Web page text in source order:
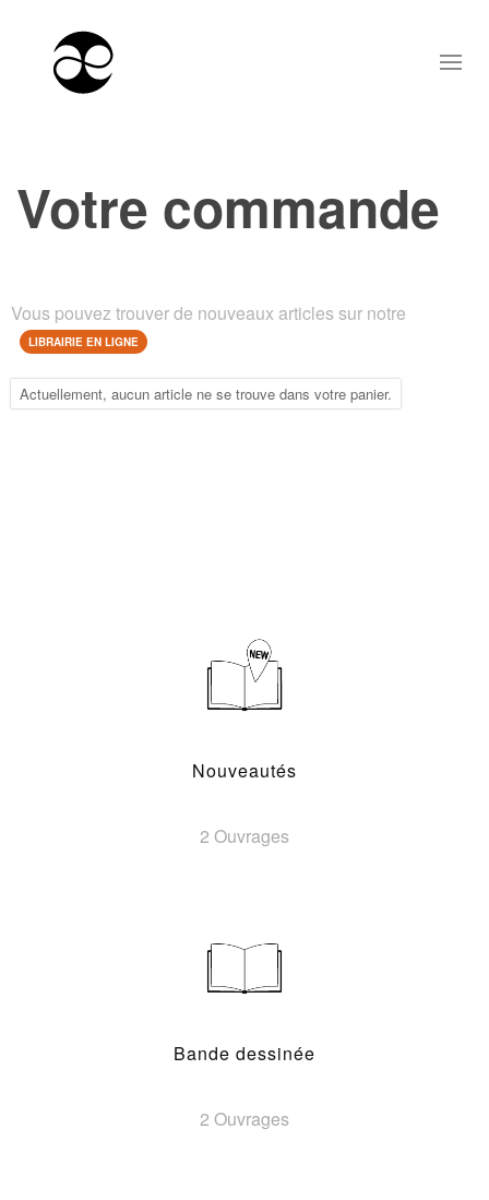
Votre commande
Vous pouvez trouver de nouveaux articles sur notre
LIBRAIRIE EN LIGNE
Actuellement, aucun article ne se trouve dans votre panier.
Nouveautés
2 Ouvrages
Bande dessinée
2 Ouvrages